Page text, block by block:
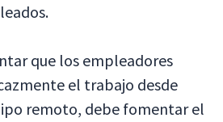
que los empleadores
el trabajo desde
remoto, debe fomentar el